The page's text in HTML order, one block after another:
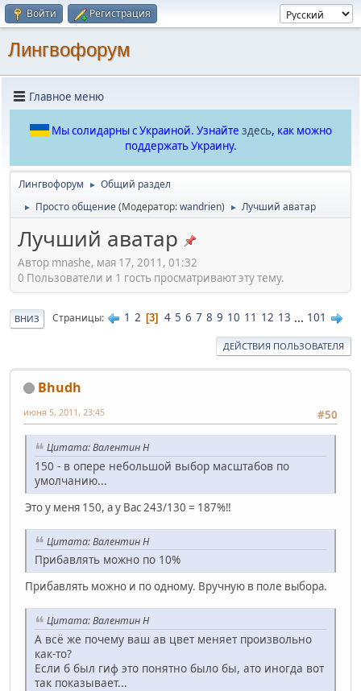
Войти Регистрация
Лингвофорум
Главное меню
Мы солидарны с Украиной. Узнайте здесь, как можно
поддержать Украину.
Лингвофорум ► Общий раздел
► Просто общение(Модератор:wandrien) ► Лучший аватар
Лучший аватар
Автор mnashe, мая 17, 2011, 01:32
0 Пользователи и 1 гость просматривают эту тему.
ВНИЗ Страницы 1 2 3 4 5 6 7 8 9 10 11 12 13 ... 101
ДЕЙСТВИЯ ПОЛЬЗОВАТЕЛЯ
Bhudh
#50
июня 5, 2011, 23:45
Цитата: Валентин Н
150 - в опере небольшой выбор масштабов по
умолчанию...
Это у меня 150, а у Вас 243/130 = 187%‼
Цитата: Валентин Н
Прибавлять можно по 10%
Прибавлять можно и по одному. Вручную в поле выбора.
Цитата: Валентин Н
А всё же почему ваш ав цвет меняет произвольно
как-то?
Если б был гиф это понятно было бы, ато иногда вот
так показывает...